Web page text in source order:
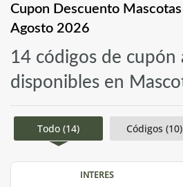
Cupon Descuento
Agosto 2026
14 códigos de cupón
disponibles en
Todo (14) Códigos (10)
INTERES